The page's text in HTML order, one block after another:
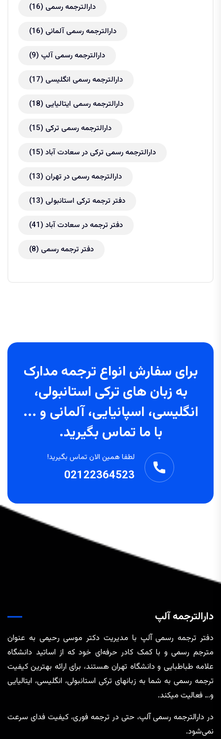
دارالترجمه رسمی (16)
دارالترجمه رسمی آلمانی (16)
دارالترجمه رسمی آلپ (9)
دارالترجمه رسمی انگلیسی (17)
دارالترجمه رسمی ایتالیایی (18)
دارالترجمه رسمی ترکی (15)
دارالترجمه رسمی ترکی در سعادت آباد (15)
دارالترجمه رسمی در تهران (13)
دفتر ترجمه ترکی استانبولی (13)
دفتر ترجمه در سعادت آباد (41)
دفتر ترجمه رسمی (8)
برای سفارش انواع ترجمه مدارک
به زبان های ترکی استانبولی،
انگلیسی، اسپانیایی، آلمانی و ...
با ما تماس بگیرید.
لطفا همین الان تماس بگیرید!
02122364523
دارالترجمه آلپ
دفتر ترجمه رسمی آلپ با مدیریت دکتر موسی رحیمی به عنوان
مترجم رسمی و با کمک کادر حرفه‌ای خود که از اساتید دانشگاه
علامه طباطبایی و دانشگاه تهران هستند، برای ارائه بهترین کیفیت
ترجمه رسمی به شما به زبانهای ترکی استانبولی، انگلیسی، ایتالیایی
و… فعالیت میکند.
در دارالترجمه رسمی آلپ، حتی در ترجمه‌ فوری، کیفیت فدای سرعت
نمی‌شود.